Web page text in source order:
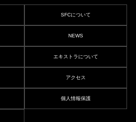
SFCについて
NEWS
エキストラについて
アクセス
個人情報保護